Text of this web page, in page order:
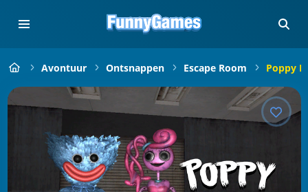
Avontuur Ontsnappen Escape Room Poppy